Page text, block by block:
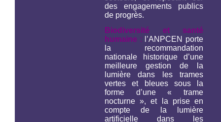
des engagements publics
de progrès.
Biodiversité et santé
humaine : l’ANPCEN porte
la recommandation
nationale historique d’une
meilleure gestion de la
lumière dans les trames
vertes et bleues sous la
forme d’une « trame
nocturne », et la prise en
compte de la lumière
artificielle dans les